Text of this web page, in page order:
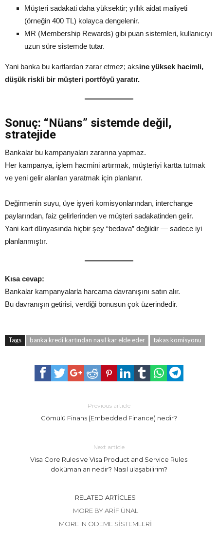
Müşteri sadakati daha yüksektir; yıllık aidat maliyeti
(örneğin 400 TL) kolayca dengelenir.
MR (Membership Rewards) gibi puan sistemleri, kullanıcıyı
uzun süre sistemde tutar.
Yani banka bu kartlardan zarar etmez; aksine yüksek hacimli,
düşük riskli bir müşteri portföyü yaratır.
Sonuç: “Nüans” sistemde değil,
stratejide
Bankalar bu kampanyaları zararına yapmaz.
Her kampanya, işlem hacmini artırmak, müşteriyi kartta tutmak
ve yeni gelir alanları yaratmak için planlanır.
Değirmenin suyu, üye işyeri komisyonlarından, interchange
paylarından, faiz gelirlerinden ve müşteri sadakatinden gelir.
Yani kart dünyasında hiçbir şey “bedava” değildir — sadece iyi
planlanmıştır.
Kısa cevap:
Bankalar kampanyalarla harcama davranışını satın alır.
Bu davranışın getirisi, verdiği bonusun çok üzerindedir.
Tags banka kredi kartından nasıl kar elde eder takas komisyonu
Previous article
Gömülü Finans (Embedded Finance) nedir?
Next article
Visa Core Rules ve Visa Product and Service Rules
dokümanları nedir? Nasıl ulaşabilirim?
RELATED ARTICLES
MORE BY ARIF ÜNAL
MORE IN ÖDEME SISTEMLERI